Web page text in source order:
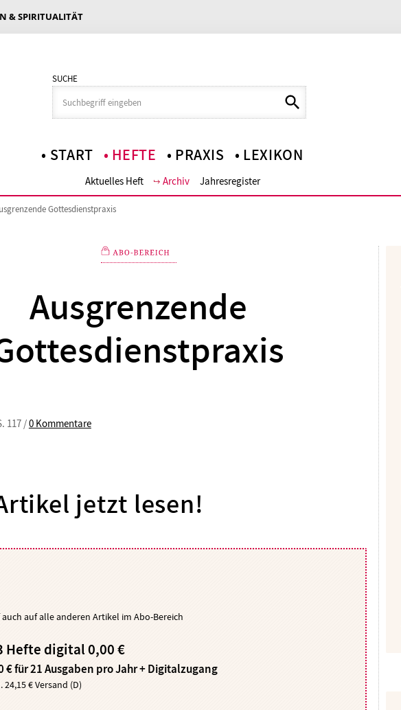
& SPIRITUALITÄT
SUCHE
START HEFTE PRAXIS LEXIKON
Aktuelles Heft Archiv Jahresregister
Gottesdienstpraxis
Ausgrenzende
117 /0 Kommentare
jetzt lesen!
auf alle anderen Artikel im Abo-Bereich
Hefte digital 0,00 €
€ für 21 Ausgaben pro Jahr + Digitalzugang
24,15 € Versand (D)